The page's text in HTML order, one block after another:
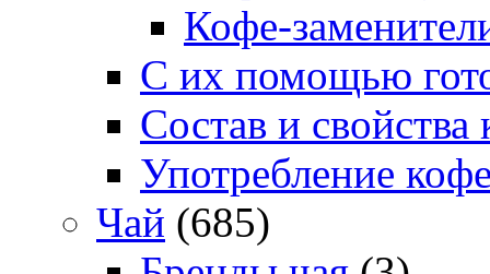
Кофе-
С их помощью
Состав и свойства
Употребление
Чай (685)